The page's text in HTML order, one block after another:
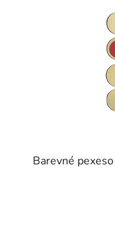
Barevné pexeso